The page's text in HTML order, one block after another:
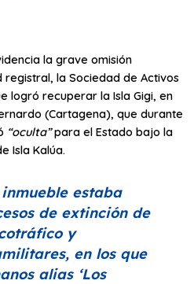
la grave omisión
registral, la Sociedad de Activos
logró recuperar la Isla Gigi, en
(Cartagena), que durante
“oculta”para el Estado bajo la
Isla Kalúa.
estaba
de extinción de
y
en los que
alias ‘Los